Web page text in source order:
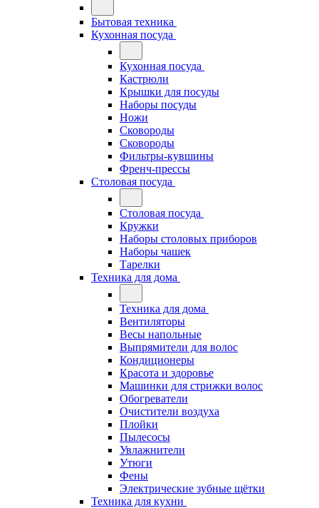
Бытовая техника
Кухонная посуда
Кухонная посуда
Кастрюли
Крышки для посуды
Наборы посуды
Ножи
Сковороды
Сковороды
Фильтры-кувшины
Френч-прессы
Столовая посуда
Столовая посуда
Кружки
Наборы столовых приборов
Наборы чашек
Тарелки
Техника для дома
Техника для дома
Вентиляторы
Весы напольные
Выпрямители для волос
Кондиционеры
Красота и здоровье
Машинки для стрижки волос
Обогреватели
Очистители воздуха
Плойки
Пылесосы
Увлажнители
Утюги
Фены
Электрические зубные щётки
Техника для кухни